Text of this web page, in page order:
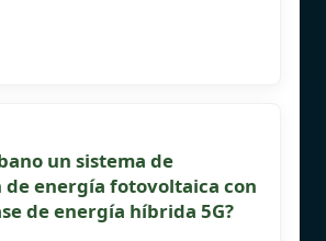
un sistema de
de energía fotovoltaica con
de energía híbrida 5G?